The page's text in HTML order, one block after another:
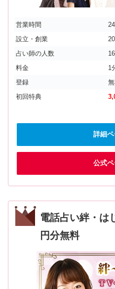
営業時間
設立・創業
占い師の人数
料金
1
登録
初回特典
詳細
公式
電話占い絆・は
円分無料